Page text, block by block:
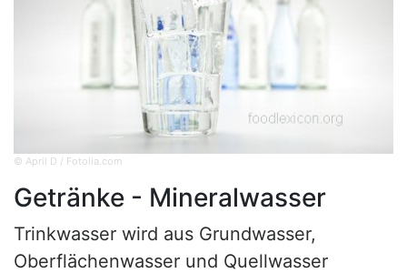
© April D / Fotolia.com
Getränke - Mineralwasser
Trinkwasser wird aus Grundwasser,
Oberflächenwasser und Quellwasser